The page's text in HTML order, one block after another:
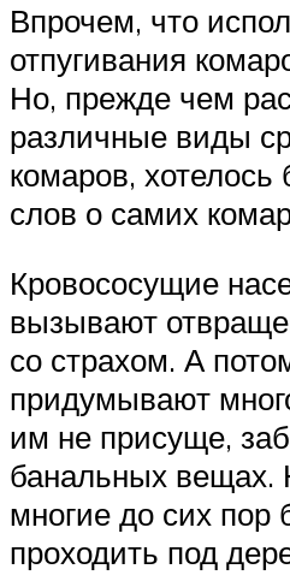
Впрочем, что
отпугивания
Но, прежде чем
различные виды
комаров, хотелось
слов о самих
Кровососущие
вызывают
со страхом. А
придумывают
им не присуще,
банальных вещах.
многие до сих пор
проходить под